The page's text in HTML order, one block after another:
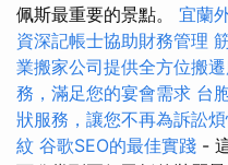
佩斯最重要的景點。 宜蘭
資深記帳士協助財務管理
業搬家公司提供全方位搬
務，滿足您的宴會需求 台
狀服務，讓您不再為訴訟
紋 谷歌SEO的最佳實踐 -